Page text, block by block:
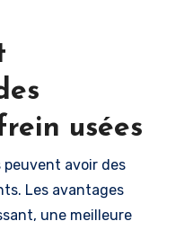
usées
avoir des
Les avantages
une meilleure